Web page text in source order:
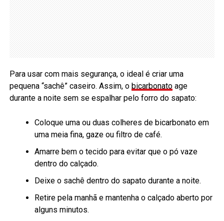
Para usar com mais segurança, o ideal é criar uma
pequena “sachê” caseiro. Assim, o bicarbonatoage
durante a noite sem se espalhar pelo forro do sapato:
Coloque uma ou duas colheres de bicarbonato em
uma meia fina, gaze ou filtro de café.
Amarre bem o tecido para evitar que o pó vaze
dentro do calçado.
Deixe o sachê dentro do sapato durante a noite.
Retire pela manhã e mantenha o calçado aberto por
alguns minutos.